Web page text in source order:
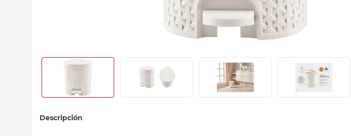
Descripción